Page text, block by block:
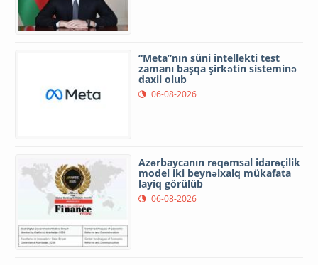
“Meta”nın süni intellekti test
zamanı başqa şirkətin sisteminə
daxil olub
06-08-2026
Azərbaycanın rəqəmsal idarəçilik
model iki beynəlxalq mükafata
layiq görülüb
06-08-2026